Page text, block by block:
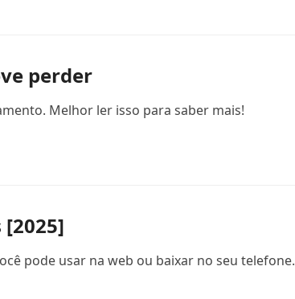
perder
Melhor ler isso para saber mais!
pode usar na web ou baixar no seu telefone.